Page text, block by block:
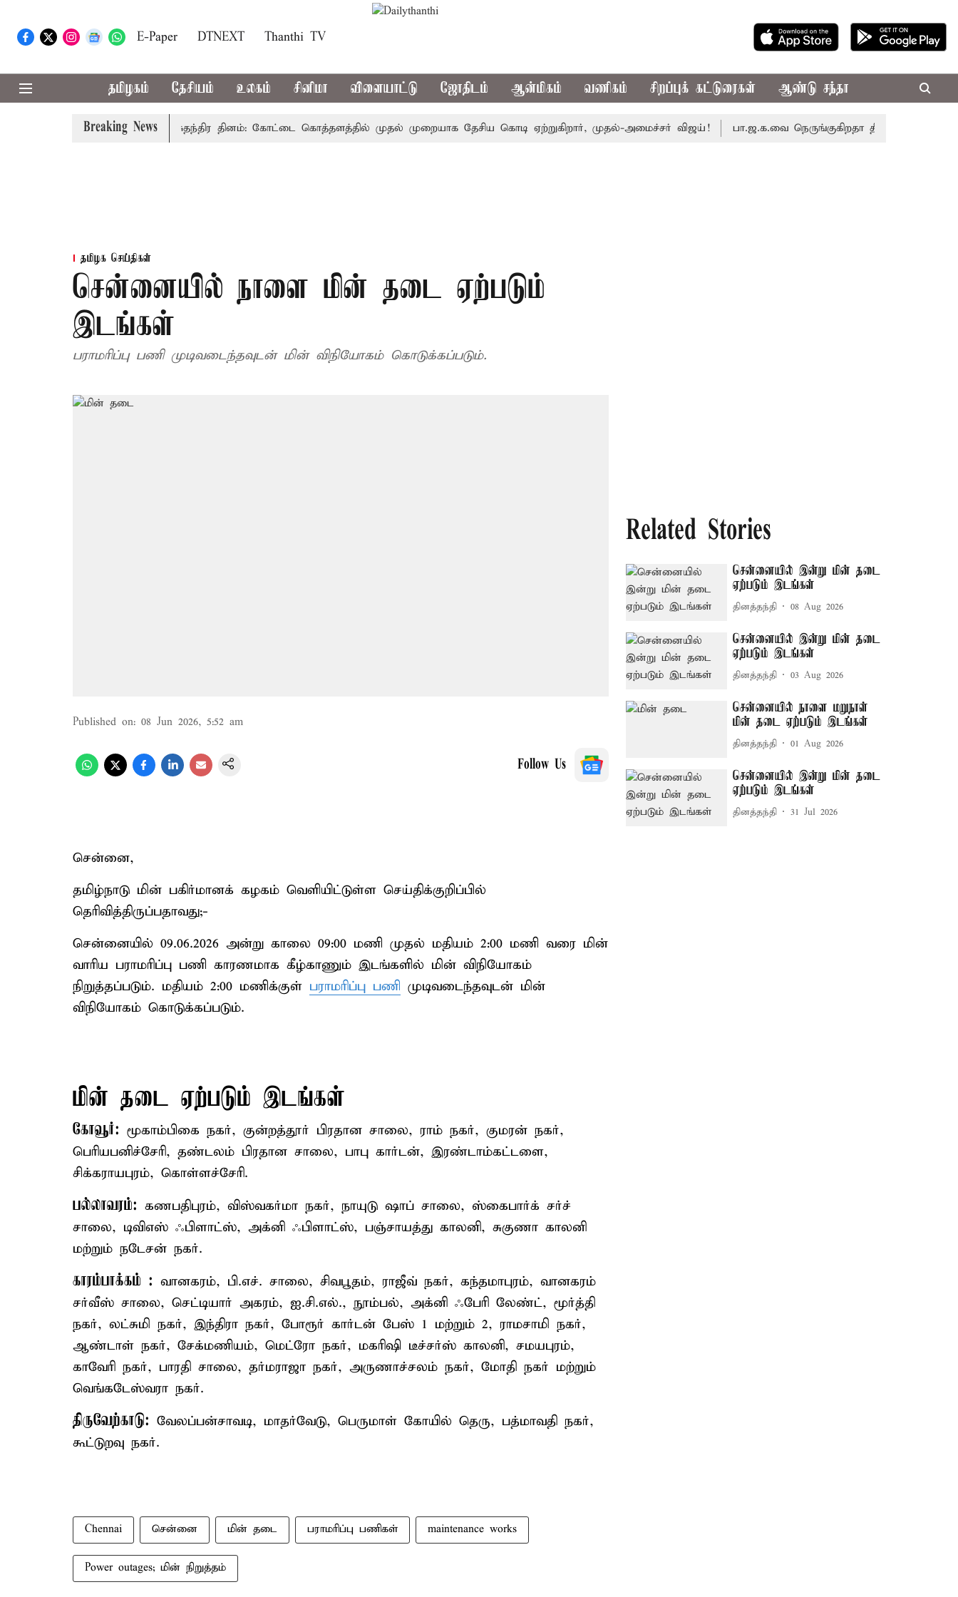
E-Paper DTNEXT Thanthi TV
தமிழகம் தேசியம் உலகம் சினிமா விளையாட்டு ஜோதிடம் ஆன்மிகம் வணிகம் சிறப்புக் கட்டுரைகள் ஆண்டு சந்தா
Breaking News
கூறுவதென்ன..? 80-வது சுதந்திர தினம்: கோட்டை கொத்தளத்தில் முதல் முறையாக தேசிய கொடி ஏற்றுகிறார், முதல்-அமைச்சர் விஜய்! பா.ஜ.க.வை நெருங்குகிறதா தி.மு.க.?
தமிழக செய்திகள்
சென்னையில் நாளை மின் தடை ஏற்படும்
இடங்கள்
பராமரிப்பு பணி முடிவடைந்தவுடன் மின் விநியோகம் கொடுக்கப்படும்.
Published on: 08 Jun 2026, 5:52 am
Follow Us
சென்னை,
தமிழ்நாடு மின் பகிர்மானக் கழகம் வெளியிட்டுள்ள செய்திக்குறிப்பில்
தெரிவித்திருப்பதாவது;-
சென்னையில் 09.06.2026 அன்று காலை 09:00 மணி முதல் மதியம் 2:00 மணி வரை மின்
வாரிய பராமரிப்பு பணி காரணமாக கீழ்காணும் இடங்களில் மின் விநியோகம்
நிறுத்தப்படும். மதியம் 2:00 மணிக்குள் பராமரிப்பு பணி முடிவடைந்தவுடன் மின்
விநியோகம் கொடுக்கப்படும்.
மின் தடை ஏற்படும் இடங்கள்
கோவூர்: மூகாம்பிகை நகர், குன்றத்தூர் பிரதான சாலை, ராம் நகர், குமரன் நகர்,
பெரியபனிச்சேரி, தண்டலம் பிரதான சாலை, பாபு கார்டன், இரண்டாம்கட்டளை,
சிக்கராயபுரம், கொள்ளச்சேரி.
பல்லாவரம்: கணபதிபுரம், விஸ்வகர்மா நகர், நாயுடு ஷாப் சாலை, ஸ்கைபார்க் சர்ச்
சாலை, டிவிஎஸ் ஃபிளாட்ஸ், அக்னி ஃபிளாட்ஸ், பஞ்சாயத்து காலனி, சுகுணா காலனி
மற்றும் நடேசன் நகர்.
காரம்பாக்கம் : வானகரம், பி.எச். சாலை, சிவபூதம், ராஜீவ் நகர், கந்தமாபுரம், வானகரம்
சர்வீஸ் சாலை, செட்டியார் அகரம், ஐ.சி.எல்., நூம்பல், அக்னி ஃபேரி லேண்ட், மூர்த்தி
நகர், லட்சுமி நகர், இந்திரா நகர், போரூர் கார்டன் பேஸ் 1 மற்றும் 2, ராமசாமி நகர்,
ஆண்டாள் நகர், சேக்மணியம், மெட்ரோ நகர், மகரிஷி டீச்சர்ஸ் காலனி, சமயபுரம்,
காவேரி நகர், பாரதி சாலை, தர்மராஜா நகர், அருணாச்சலம் நகர், மோதி நகர் மற்றும்
வெங்கடேஸ்வரா நகர்.
திருவேற்காடு: வேலப்பன்சாவடி, மாதர்வேடு, பெருமாள் கோயில் தெரு, பத்மாவதி நகர்,
கூட்டுறவு நகர்.
Chennai சென்னை மின் தடை பராமரிப்பு பணிகள் maintenance works
Power outages; மின் நிறுத்தம்
Related Stories
சென்னையில் இன்று மின் தடை
ஏற்படும் இடங்கள்
தினத்தந்தி 08 Aug 2026
சென்னையில் இன்று மின் தடை
ஏற்படும் இடங்கள்
தினத்தந்தி 03 Aug 2026
சென்னையில் நாளை மறுநாள்
மின் தடை ஏற்படும் இடங்கள்
தினத்தந்தி 01 Aug 2026
சென்னையில் இன்று மின் தடை
ஏற்படும் இடங்கள்
தினத்தந்தி 31 Jul 2026